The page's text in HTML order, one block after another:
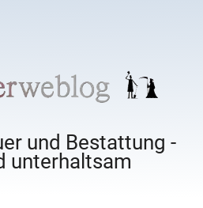
und Bestattung -
unterhaltsam